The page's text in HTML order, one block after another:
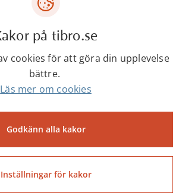
sig på att arbetet utförs
för att fånga upp avvikelser i tid.
under tiden haft ett tidigare beslut
fått kompletterande insatser.
för hälsan har inte
dock kvarstår att långa
generellt kan innebära risker för
sedan tidigare med att stärka
på tibro.se
cookies för att göra din upplevelse
bättre.
Läs mer om cookies
Godkänn alla kakor
Inställningar för kakor